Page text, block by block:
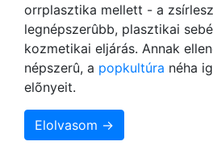
orrplasztika mellett - a
legnépszerûbb, plasztikai
kozmetikai eljárás. Annak
népszerû, a popkultúra néha
elõnyeit.
Elolvasom →